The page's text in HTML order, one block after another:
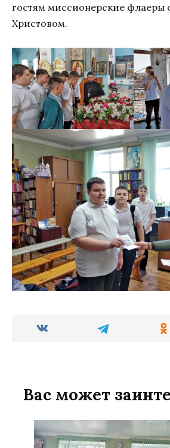
гостям миссионерские флаеры
Христовом.
Вас может